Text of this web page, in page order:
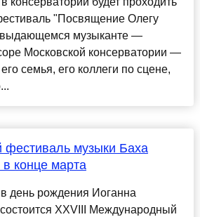
"Посвящение Олегу
выдающемся музыканте —
Московской консерватории —
семья, его коллеги по сцене,
музыки Баха
конце марта
день рождения Иоганна
XXVIII Международный